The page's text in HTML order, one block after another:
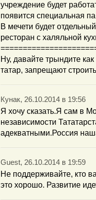
учреждение будет
появится специальная
В мечети будет
ресторан с халяльной
Ну, давайте трындите
татар, запрещают
Кунак, 26.10.2014 в 19:56
Я хочу сказать.Я сам в
независимости
адекватными.Россия
Guest, 26.10.2014 в 19:59
Не поддерживайте, кто
это хорошо. Развитие